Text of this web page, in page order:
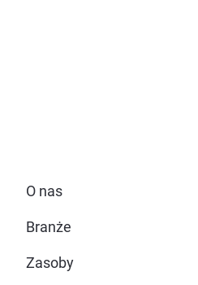
O nas
Branże
Zasoby